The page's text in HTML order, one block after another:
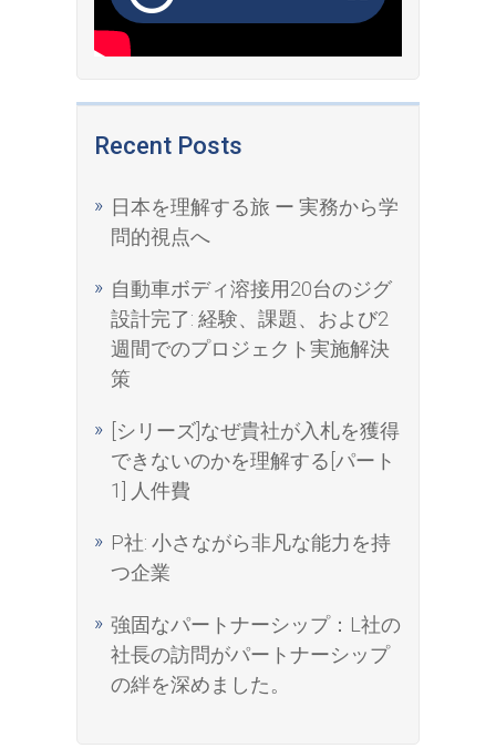
Recent Posts
日本を理解する旅 ー 実務から学
問的視点へ
自動車ボディ溶接用20台のジグ
設計完了: 経験、課題、および2
週間でのプロジェクト実施解決
策
[シリーズ]なぜ貴社が入札を獲得
できないのかを理解する[パート
1] 人件費
P社: 小さながら非凡な能力を持
つ企業
強固なパートナーシップ：L社の
社長の訪問がパートナーシップ
の絆を深めました。